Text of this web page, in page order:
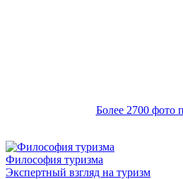
Более 2700 фото
Философия туризма
Экспертный взгляд на туризм